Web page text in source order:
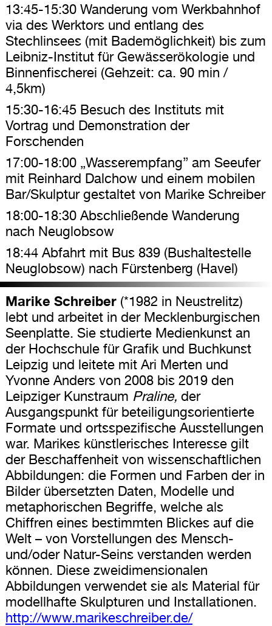
13:45-15:30 Wanderung vom Werkbahnhof
via des Werktors und entlang des
Stechlinsees (mit Bademöglichkeit) bis zum
Leibniz-Institut für Gewässerökologie und
Binnenfischerei (Gehzeit: ca. 90 min /
4,5km)
15:30-16:45 Besuch des Instituts mit
Vortrag und Demonstration der
Forschenden
17:00-18:00 „Wasserempfang” am Seeufer
mit Reinhard Dalchow und einem mobilen
Bar/Skulptur gestaltet von Marike Schreiber
18:00-18:30 Abschließende Wanderung
nach Neuglobsow
18:44 Abfahrt mit Bus 839 (Bushaltestelle
Neuglobsow) nach Fürstenberg (Havel)
Marike Schreiber(*1982 in Neustrelitz)
lebt und arbeitet in der Mecklenburgischen
Seenplatte. Sie studierte Medienkunst an
der Hochschule für Grafik und Buchkunst
Leipzig und leitete mit Ari Merten und
Yvonne Anders von 2008 bis 2019 den
Leipziger Kunstraum Praline, der
Ausgangspunkt für beteiligungsorientierte
Formate und ortsspezifische Ausstellungen
war. Marikes künstlerisches Interesse gilt
der Beschaffenheit von wissenschaftlichen
Abbildungen: die Formen und Farben der in
Bilder übersetzten Daten, Modelle und
metaphorischen Begriffe, welche als
Chiffren eines bestimmten Blickes auf die
Welt – von Vorstellungen des Mensch-
und/oder Natur-Seins verstanden werden
können. Diese zweidimensionalen
Abbildungen verwendet sie als Material für
modellhafte Skulpturen und Installationen.
http://www.marikeschreiber.de/